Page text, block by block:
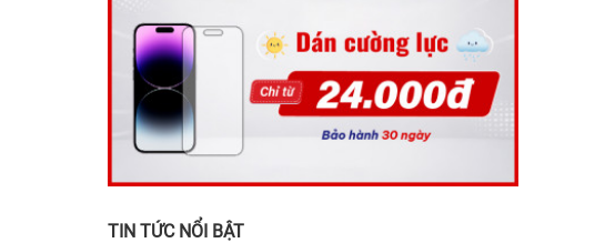
TIN TỨC NỔI BẬT